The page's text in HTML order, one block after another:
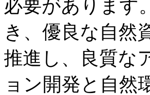
必要があります
き、優良な自然
推進し、良質な
ョン開発と自然